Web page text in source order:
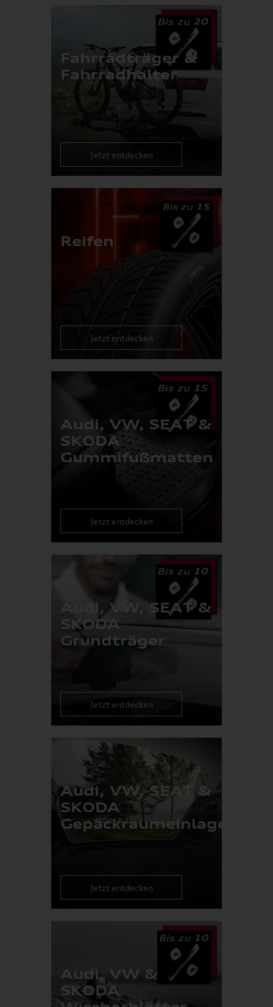
Fahrradträger &
Fahrradhalter
Jetzt entdecken
Reifen
Jetzt entdecken
Audi, VW, SEAT &
SKODA
Gummifußmatten
Jetzt entdecken
Audi, VW, SEAT &
SKODA
Grundträger
Jetzt entdecken
Audi, VW, SEAT &
SKODA
Gepäckraumeinlagen
Jetzt entdecken
Audi, VW &
SKODA